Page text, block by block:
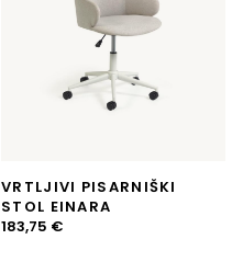
VRTLJIVI PISARNIŠKI
STOL EINARA
183,75 €